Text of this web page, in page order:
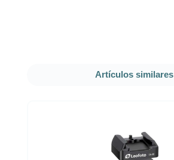
Omitir la galería de productos
Artículos similares